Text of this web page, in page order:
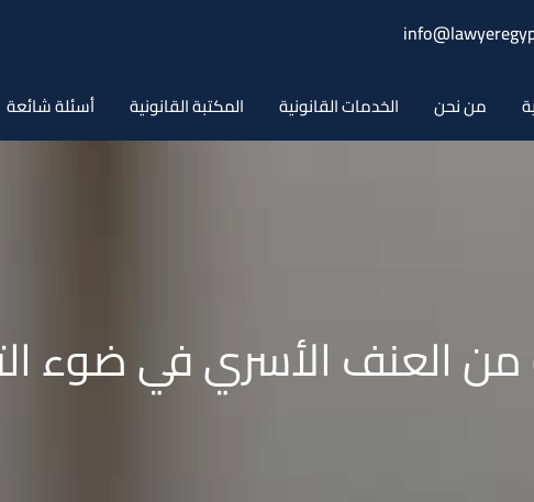
من نحن الخدمات القانونية المكتبة القانونية أسئلة شائعة
من العنف الأسري في ضوء